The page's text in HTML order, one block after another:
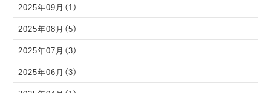
2025年09月（1）
2025年08月（5）
2025年07月（3）
2025年06月（3）